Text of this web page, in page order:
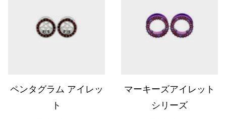
ペンタグラム アイレッ
ト
マーキーズアイレット
シリーズ